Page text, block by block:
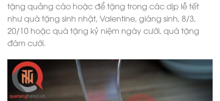
tặng quảng cáo hoặc để tặng trong các dịp lễ tết
như quà tặng sinh nhật, Valentine, giáng sinh, 8/3,
20/10 hoặc quà tặng kỷ niệm ngày cưới, quà tặng
đám cưới.